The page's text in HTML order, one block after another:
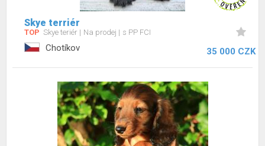
Skye terriér
TOP Skye teriér Na prodej s PP FCI
Chotíkov 35 000 CZK